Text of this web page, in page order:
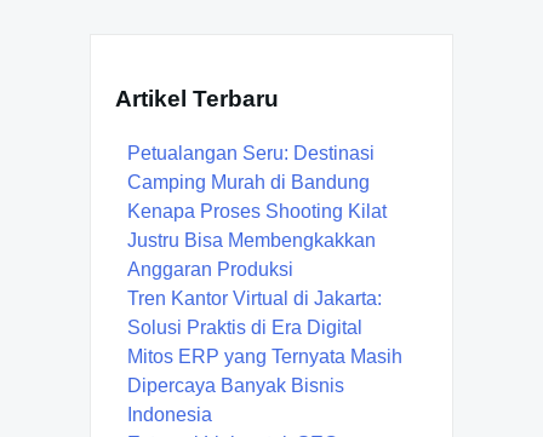
Artikel Terbaru
Petualangan Seru: Destinasi
Camping Murah di Bandung
Kenapa Proses Shooting Kilat
Justru Bisa Membengkakkan
Anggaran Produksi
Tren Kantor Virtual di Jakarta:
Solusi Praktis di Era Digital
Mitos ERP yang Ternyata Masih
Dipercaya Banyak Bisnis
Indonesia